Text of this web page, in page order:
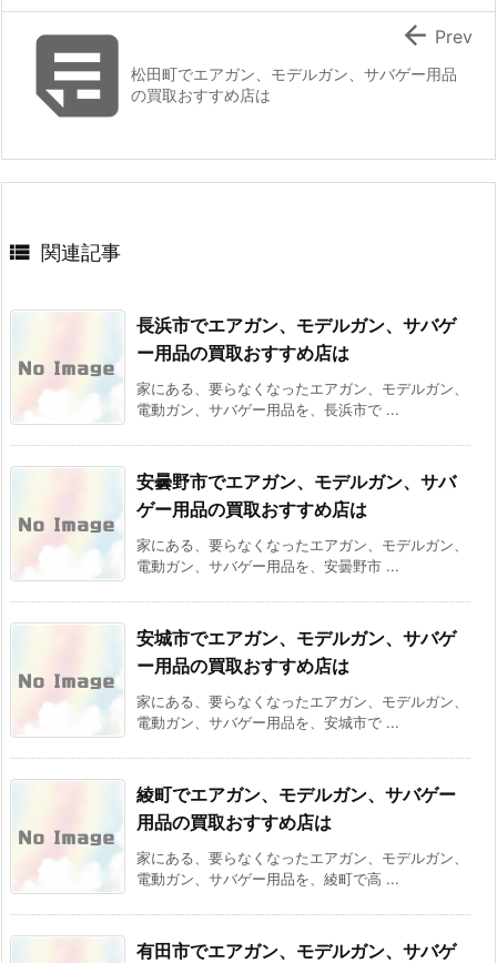
松田町でエアガン、モデルガン、サバゲー用品
の買取おすすめ店は
 Prev
 関連記事
長浜市でエアガン、モデルガン、サバゲ
ー用品の買取おすすめ店は
家にある、要らなくなったエアガン、モデルガン、
電動ガン、サバゲー用品を、長浜市で ...
安曇野市でエアガン、モデルガン、サバ
ゲー用品の買取おすすめ店は
家にある、要らなくなったエアガン、モデルガン、
電動ガン、サバゲー用品を、安曇野市 ...
安城市でエアガン、モデルガン、サバゲ
ー用品の買取おすすめ店は
家にある、要らなくなったエアガン、モデルガン、
電動ガン、サバゲー用品を、安城市で ...
綾町でエアガン、モデルガン、サバゲー
用品の買取おすすめ店は
家にある、要らなくなったエアガン、モデルガン、
電動ガン、サバゲー用品を、綾町で高 ...
有田市でエアガン、モデルガン、サバゲ